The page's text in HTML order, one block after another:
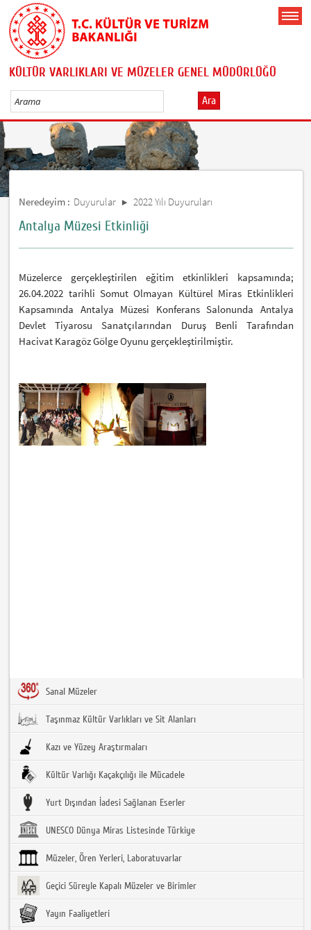
KÜLTÜR VARLIKLARI VE MÜZELER GENEL MÜDÜRLÜĞÜ
Ara
Neredeyim : Duyurular 2022 Yılı Duyuruları
Antalya Müzesi Etkinliği
Müzelerce gerçekleştirilen eğitim etkinlikleri kapsamında;
26.04.2022 tarihli Somut Olmayan Kültürel Miras Etkinlikleri
Kapsamında Antalya Müzesi Konferans Salonunda Antalya
Devlet Tiyarosu Sanatçılarından Duruş Benli Tarafından
Hacivat Karagöz Gölge Oyunu gerçekleştirilmiştir.
Sanal Müzeler
Taşınmaz Kültür Varlıkları ve Sit Alanları
Kazı ve Yüzey Araştırmaları
Kültür Varlığı Kaçakçılığı ile Mücadele
Yurt Dışından İadesi Sağlanan Eserler
UNESCO Dünya Miras Listesinde Türkiye
Müzeler, Ören Yerleri, Laboratuvarlar
Geçici Süreyle Kapalı Müzeler ve Birimler
Yayın Faaliyetleri